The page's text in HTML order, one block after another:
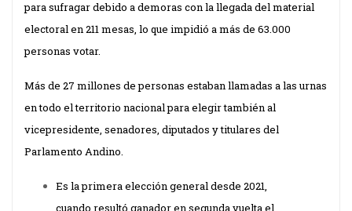
para sufragar debido a demoras con la llegada del material
electoral en 211 mesas, lo que impidió a más de 63.000
personas votar.
Más de 27 millones de personas estaban llamadas a las urnas
en todo el territorio nacional para elegir también al
vicepresidente, senadores, diputados y titulares del
Parlamento Andino.
Es la primera elección general desde 2021,
cuando resultó ganador en segunda vuelta el